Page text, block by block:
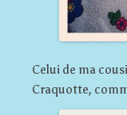
Celui de ma
Craquotte,